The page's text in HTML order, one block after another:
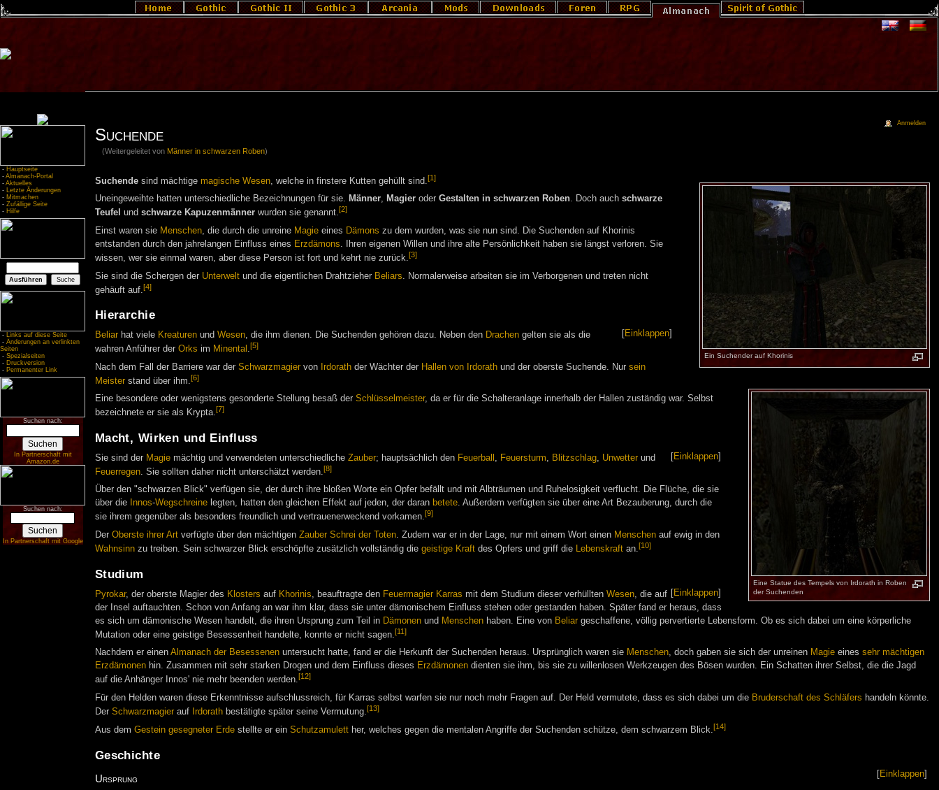
- Hauptseite
- Almanach-Portal
- Aktuelles
- Letzte Änderungen
- Mitmachen
- Zufällige Seite
- Hilfe
- Links auf diese Seite
- Änderungen an verlinkten
Seiten
- Spezialseiten
- Druckversion
- Permanenter Link
Suchen nach:
In Partnerschaft mit
Amazon.de
Suchen nach:
In Partnerschaft mit Google
Suchende
(Weitergeleitet von Männer in schwarzen Roben)
Ein Suchender auf Khorinis
Suchendesind mächtige magische Wesen, welche in finstere Kutten gehüllt sind.[1]
Uneingeweihte hatten unterschiedliche Bezeichnungen für sie. Männer, Magieroder Gestalten in schwarzen Roben. Doch auch schwarze
Teufel und schwarze Kapuzenmännerwurden sie genannt.[2]
Einst waren sie Menschen, die durch die unreine Magieeines Dämons zu dem wurden, was sie nun sind. Die Suchenden auf Khorinis
entstanden durch den jahrelangen Einfluss eines Erzdämons. Ihren eigenen Willen und ihre alte Persönlichkeit haben sie längst verloren. Sie
wissen, wer sie einmal waren, aber diese Person ist fort und kehrt nie zurück.[3]
Sie sind die Schergen der Unterweltund die eigentlichen Drahtzieher Beliars . Normalerweise arbeiten sie im Verborgenen und treten nicht
gehäuft auf. [4]
Hierarchie
Einklappen]
Eine Statue des Tempels von Irdorath in Roben
der Suchenden
Beliarhat viele Kreaturenund Wesen, die ihm dienen. Die Suchenden gehören dazu. Neben den Drachengelten sie als die
wahren Anführer der Orks im Minental .[5]
Nach dem Fall der Barriere war der Schwarzmagiervon Irdorathder Wächter der Hallen von Irdorathund der oberste Suchende. Nur sein
Meisterstand über ihm.[6]
Eine besondere oder wenigstens gesonderte Stellung besaß der Schlüsselmeister, da er für die Schalteranlage innerhalb der Hallen zuständig war. Selbst
bezeichnete er sie als Krypta.[7]
Macht, Wirken und Einfluss
[Einklappen]
Sie sind der Magiemächtig und verwendeten unterschiedliche Zauber; hauptsächlich den Feuerball , Feuersturm, Blitzschlag, Unwetterund
Feuerregen. Sie sollten daher nicht unterschätzt werden.[8]
Über den "schwarzen Blick" verfügen sie, der durch ihre bloßen Worte ein Opfer befällt und mit Albträumen und Ruhelosigkeit verflucht. Die Flüche, die sie
über die
Innos-Wegschreinelegten, hatten den gleichen Effekt auf jeden, der daran betete. Außerdem verfügten sie über eine Art Bezauberung, durch die
sie ihrem gegenüber als besonders freundlich und vertrauenerweckend vorkamen.[9]
Der Oberste ihrer Artverfügte über den mächtigen Zauber Schrei der Toten. Zudem war er in der Lage, nur mit einem Wort einen Menschenauf ewig in den
Wahnsinnzu treiben. Sein schwarzer Blick erschöpfte zusätzlich vollständig die geistige Kraftdes Opfers und griff die Lebenskraftan.[10]
Studium
[Einklappen]
Pyrokar, der oberste Magier des Klosters auf Khorinis , beauftragte den Feuermagier Karras mit dem Studium dieser verhüllten Wesen, die auf
der Insel auftauchten. Schon von Anfang an war ihm klar, dass sie unter dämonischem Einfluss stehen oder gestanden haben. Später fand er heraus, dass
es sich um dämonische Wesen handelt, die ihren Ursprung zum Teil in Dämonenund Menschenhaben. Eine von Beliargeschaffene, völlig pervertierte Lebensform. Ob es sich dabei um eine körperliche
Mutation oder eine geistige Besessenheit handelte, konnte er nicht sagen.[11]
Nachdem er einen Almanach der Besessenenuntersucht hatte, fand er die Herkunft der Suchenden heraus. Ursprünglich waren sie Menschen, doch gaben sie sich der unreinen Magieeines sehr mächtigen
Erzdämonenhin. Zusammen mit sehr starken Drogen und dem Einfluss dieses Erzdämonendienten sie ihm, bis sie zu willenlosen Werkzeugen des Bösen wurden. Ein Schatten ihrer Selbst, die die Jagd
auf die Anhänger Innos' nie mehr beenden werden.[12]
Für den Helden waren diese Erkenntnisse aufschlussreich, für Karras selbst warfen sie nur noch mehr Fragen auf. Der Held vermutete, dass es sich dabei um die Bruderschaft des Schläfers handeln könnte.
Der Schwarzmagierauf Irdorathbestätigte später seine Vermutung.[13]
Aus dem Gestein gesegneter Erde stellte er ein Schutzamuletther, welches gegen die mentalen Angriffe der Suchenden schütze, dem schwarzem Blick.[14]
Geschichte
Einklappen
Ursprung
Anmelden